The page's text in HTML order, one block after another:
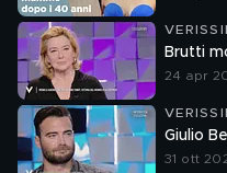
Brutti
24 apr
Giulio
31 ott